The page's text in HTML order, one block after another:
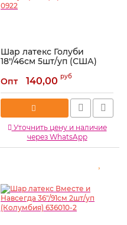
Шар латекс Голуби
18"/46см 5шт/уп (США)
кристалл 1103-0922
Артикул: 1103-0922
Опт 140,00 руб
Уточнить цену и наличие
через WhatsApp